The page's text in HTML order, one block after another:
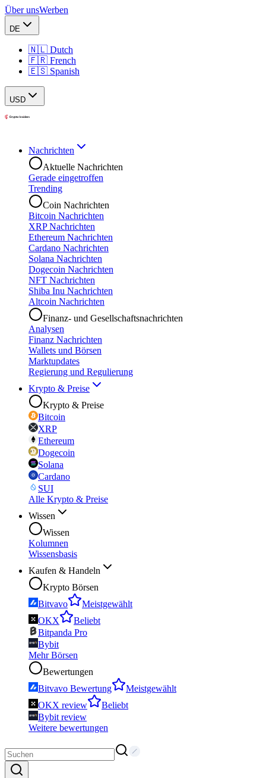
Über unsWerben
DE
🇳🇱 Dutch
🇫🇷 French
🇪🇸 Spanish
USD
Nachrichten
Aktuelle Nachrichten
Gerade eingetroffen
Trending
Coin Nachrichten
Bitcoin Nachrichten
XRP Nachrichten
Ethereum Nachrichten
Cardano Nachrichten
Solana Nachrichten
Dogecoin Nachrichten
NFT Nachrichten
Shiba Inu Nachrichten
Altcoin Nachrichten
Finanz- und Gesellschaftsnachrichten
Analysen
Finanz Nachrichten
Wallets und Börsen
Marktupdates
Regierung und Regulierung
Krypto & Preise
Krypto & Preise
Bitcoin
XRP
Ethereum
Dogecoin
Solana
Cardano
SUI
Alle Krypto & Preise
Wissen
Wissen
Kolumnen
Wissensbasis
Kaufen & Handeln
Krypto Börsen
Bitvavo
Meistgewählt
OKX
Beliebt
Bitpanda Pro
Bybit
Mehr Börsen
Bewertungen
Bitvavo Bewertung
Meistgewählt
OKX review
Beliebt
Bybit review
Weitere bewertungen